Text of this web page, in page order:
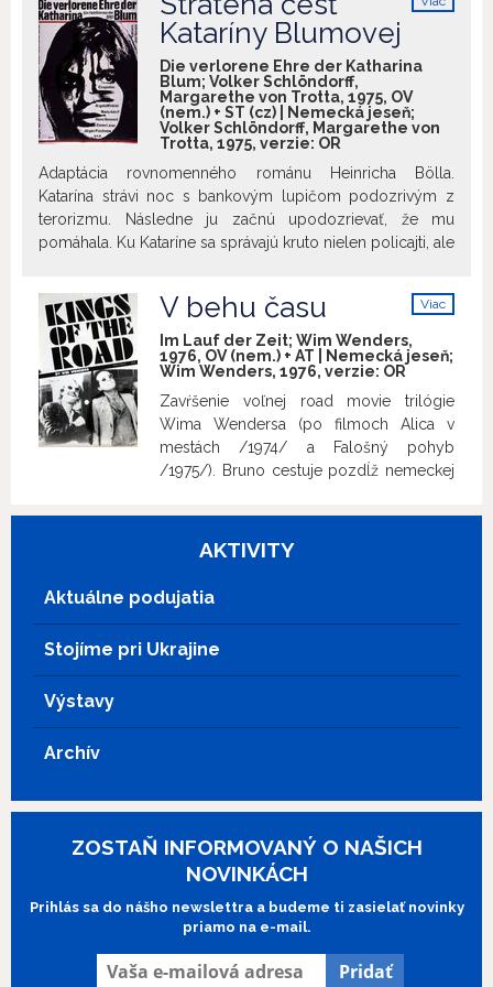
„PAPAS KINO IST TOT!“
„Fotrovské kino
je mŕtve! “ – to je výkrik
Oberhausenského manifestu, ku ktorému
sa v roku 1962 hlási skupina mladých
filmárov a obracia sa ním ku generácii
svojich starých otcov (nemecký
dekády a začiatkom 70. rokov potom v
dlhometrážnom filme debutuje
mimoriadne silná generácia tvorcov
narodených v rokoch 1939 – 1945. Jej
Schlöndorff, Werner Herzog, Rainer
Werner Fassbinder a Wim Wenders.
Medzinárodné uznanie fenoménu
nového nemeckého filmu je korunované
udelením Zlatej palmy a Oscara pre
najlepší cudzojazyčný film
Schlöndorffovmu Plechovému bubienku
z roku 1979. Filmový kabinet
organizujeme v spolupráci s
Goetheho
ktorým vadí vysoký vekový rozdiel
manželov a rovnako to, že Ali je
cudzincom, ale predovšetkým ich
spoločné šťastie. Režisér tak vytvára
veľmi precíznu kritiku západnej
spoločnosti.
Kataríny Blumovej
Die verlorene Ehre der Katharina
Blum; Volker Schlöndorff,
Margarethe von Trotta, 1975, OV
(nem.) + ST (cz) | Nemecká jeseň;
Volker Schlöndorff, Margarethe von
Trotta, 1975, verzie: OR
Adaptácia rovnomenného románu Heinricha Bölla.
Katarína strávi noc s bankovým lupičom podozrivým z
terorizmu. Následne ju začnú upodozrievať, že mu
pomáhala. Ku Kataríne sa správajú kruto nielen policajti, ale
zástupcov médií pri dramatických udalostiach v nemeckej
spoločnosti v 70. rokoch 20. storočia. V spoločnosti sa
čoraz viac vyhrocovala už tak napätá atmosféra a obeťami
tohto vývoja sa mohli stať aj nezainteresovaní a nevinní
ľudia.
Viac
V behu času
Im Lauf der Zeit; Wim Wenders,
1976, OV (nem.) + AT | Nemecká jeseň;
Wim Wenders, 1976, verzie: OR
Zavŕšenie voľnej road movie trilógie
Wima Wendersa (po filmoch Alica v
mestách /1974/ a Falošný pohyb
/1975/). Bruno cestuje pozdĺž nemeckej
opravuje pokazené premietačky. Robert
uteká pred svojou minulosťou a so
svojím autom si to namieri rovno do
cestu so sebou... Film je venovaný
AKTIVITY
Aktuálne podujatia
Stojíme pri Ukrajine
Výstavy
Archív
ZOSTAŇ INFORMOVANÝ O NAŠICH
NOVINKÁCH
Prihlás sa do nášho newslettra a budeme ti zasielať novinky
priamo na e-mail.